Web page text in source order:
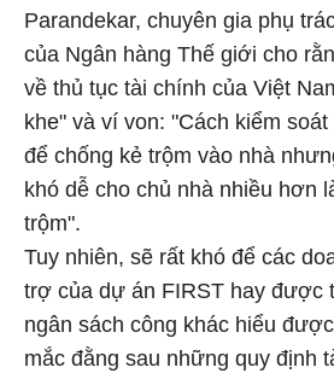
Parandekar, chuyên gia phụ
của Ngân hàng Thế giới cho
về thủ tục tài chính của Việt
khe" và ví von: "Cách kiểm
để chống kẻ trộm vào nhà
khó dễ cho chủ nhà nhiều hơn
trộm".
Tuy nhiên, sẽ rất khó để các
trợ của dự án FIRST hay được
ngân sách công khác hiểu
mắc đằng sau những quy định